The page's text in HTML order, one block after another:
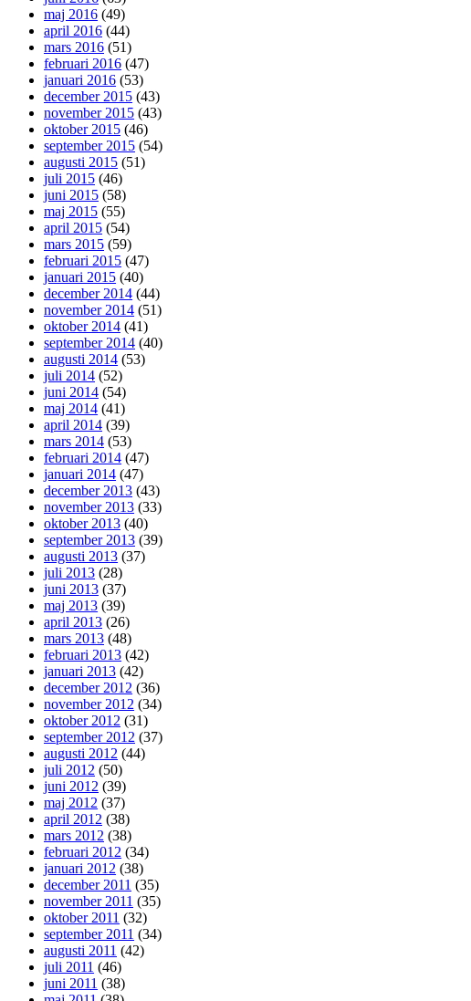
maj 2016 (49)
april 2016 (44)
mars 2016 (51)
februari 2016 (47)
januari 2016 (53)
december 2015 (43)
november 2015 (43)
oktober 2015 (46)
september 2015 (54)
augusti 2015 (51)
juli 2015 (46)
juni 2015 (58)
maj 2015 (55)
april 2015 (54)
mars 2015 (59)
februari 2015 (47)
januari 2015 (40)
december 2014 (44)
november 2014 (51)
oktober 2014 (41)
september 2014 (40)
augusti 2014 (53)
juli 2014 (52)
juni 2014 (54)
maj 2014 (41)
april 2014 (39)
mars 2014 (53)
februari 2014 (47)
januari 2014 (47)
december 2013 (43)
november 2013 (33)
oktober 2013 (40)
september 2013 (39)
augusti 2013 (37)
juli 2013 (28)
juni 2013 (37)
maj 2013 (39)
april 2013 (26)
mars 2013 (48)
februari 2013 (42)
januari 2013 (42)
december 2012 (36)
november 2012 (34)
oktober 2012 (31)
september 2012 (37)
augusti 2012 (44)
juli 2012 (50)
juni 2012 (39)
maj 2012 (37)
april 2012 (38)
mars 2012 (38)
februari 2012 (34)
januari 2012 (38)
december 2011 (35)
november 2011 (35)
oktober 2011 (32)
september 2011 (34)
augusti 2011 (42)
juli 2011 (46)
juni 2011 (38)